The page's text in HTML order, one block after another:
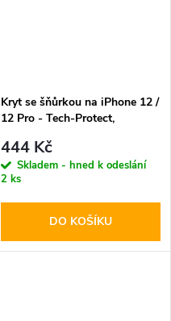
Kryt se šňůrkou na iPhone 12 /
12 Pro - Tech-Protect,
Gray
444 Kč
Skladem - hned k odeslání
2 ks
DO KOŠÍKU